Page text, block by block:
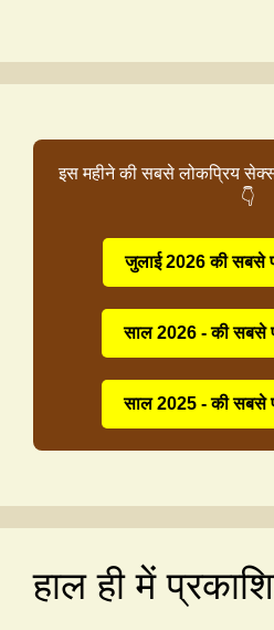
इस महीने की सबसे लोकप्रिय
👇
जुलाई 2026 की सबसे
साल 2026 - की सबसे
साल 2025 - की सबसे
हाल ही में